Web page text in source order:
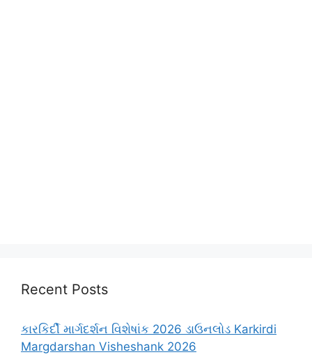
Recent Posts
કારકિર્દી માર્ગદર્શન વિશેષાંક 2026 ડાઉનલોડ Karkirdi
Margdarshan Visheshank 2026